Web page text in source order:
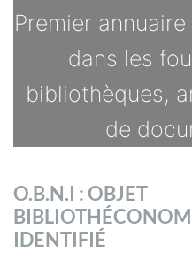
Premier
dans les
bibliothèques,
de
BIBLIO-
Une base
CHIFFRES
TOUTES
O.B.N.I : OBJET
IDENTIFIÉ